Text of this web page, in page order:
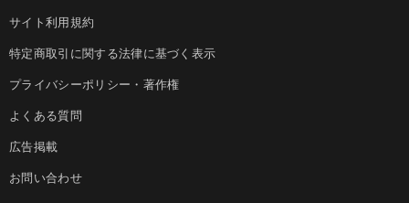
サイト利用規約
特定商取引に関する法律に基づく表示
プライバシーポリシー・著作権
よくある質問
広告掲載
お問い合わせ